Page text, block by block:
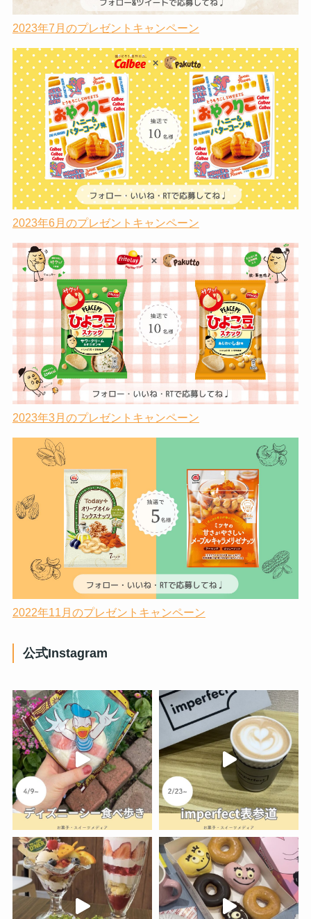
2023年7月のプレゼントキャンペーン
2023年6月のプレゼントキャンペーン
2023年3月のプレゼントキャンペーン
2022年11月のプレゼントキャンペーン
公式Instagram